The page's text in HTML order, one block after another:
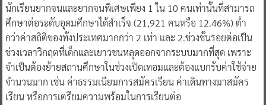
นักเรียนยากจนและยากจนพิเศษเพียง 1 ใน 10 คนเท่านั้นที่สามารถ
ศึกษาต่อระดับอุดมศึกษาได้สำเร็จ (21,921 คนหรือ 12.46%) ต่ำ
กว่าค่าสถิติของทั้งประเทศมากกว่า 2 เท่า และ 2.ช่วงชั้นรอยต่อเป็น
ช่วงเวลาวิกฤตที่เด็กและเยาวชนหลุดออกจากระบบมากที่สุด เพราะ
จำเป็นต้องย้ายสถานศึกษาในช่วงเปิดเทอมและต้องแบกรับค่าใช้จ่าย
จำนวนมาก เช่น ค่าธรรมเนียมการสมัครเรียน ค่าเดินทางมาสมัคร
เรียน หรือการเตรียมความพร้อมในการเรียนต่อ